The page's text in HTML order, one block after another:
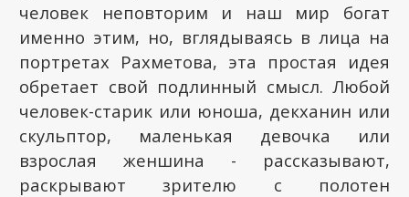
человек неповторим и наш мир богат
именно этим, но, вглядываясь в лица на
портретах Рахметова, эта простая идея
обретает свой подлинный смысл. Любой
человек-старик или юноша, декханин или
скульптор, маленькая девочка или
взрослая женшина - рассказывают,
раскрывают зрителю с полотен